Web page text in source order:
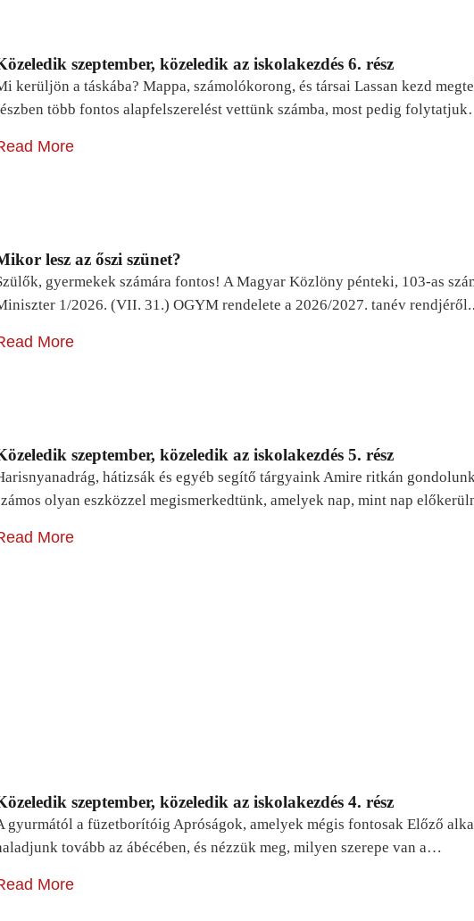
szeptember, közeledik az iskolakezdés 6. rész
kerüljön a táskába? Mappa, számolókorong, és társai Lassan kezd
több fontos alapfelszerelést vettünk számba, most pedig
More
lesz az őszi szünet?
gyermekek számára fontos! A Magyar Közlöny pénteki, 103-as
1/2026. (VII. 31.) OGYM rendelete a 2026/2027. tanév
More
szeptember, közeledik az iskolakezdés 5. rész
hátizsák és egyéb segítő tárgyaink Amire ritkán
olyan eszközzel megismerkedtünk, amelyek nap, mint nap
More
szeptember, közeledik az iskolakezdés 4. rész
gyurmától a füzetborítóig Apróságok, amelyek mégis fontosak Előző
tovább az ábécében, és nézzük meg, milyen szerepe van a…
More